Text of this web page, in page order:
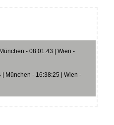
- 08:01:43 | Wien -
München - 16:38:25 | Wien -